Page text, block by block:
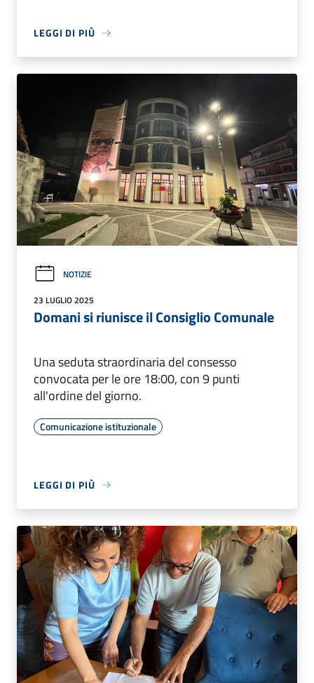
LEGGI DI PIÙ
NOTIZIE
23 LUGLIO 2025
Domani si riunisce il Consiglio Comunale
Una seduta straordinaria del consesso
convocata per le ore 18:00, con 9 punti
all'ordine del giorno.
Comunicazione istituzionale
LEGGI DI PIÙ